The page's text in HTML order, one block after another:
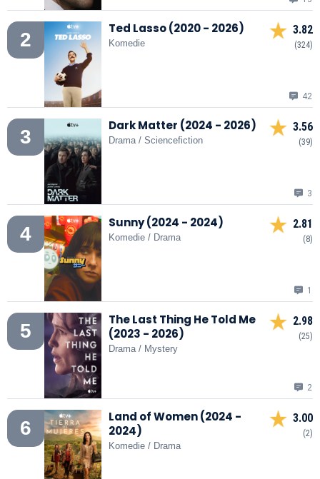
2
Ted Lasso (2020 - 2026)
Komedie
3.82
(324)
42
3
Dark Matter (2024 - 2026)
Drama / Sciencefiction
3.56
(39)
3
4
Sunny (2024 - 2024)
Komedie / Drama
2.81
(8)
1
5
The Last Thing He Told Me
(2023 - 2026)
Drama / Mystery
2.98
(25)
2
6
Land of Women (2024 -
2024)
Komedie / Drama
3.00
(2)